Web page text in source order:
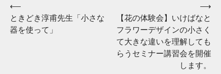
Post
navigation
⟵
ときどき淳甫先生「小さな
器を使って」
【花の体験会】いけばなと
フラワーデザインの小さく
て大きな違いを理解しても
らうセミナー講習会を開催
します。
⟶